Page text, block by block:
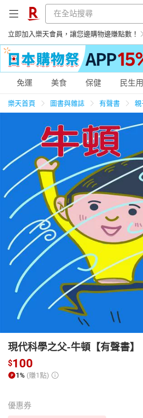
立即加入樂天會員，讓您邊購物邊賺點數！
購物網分類
天天免運 美食蛋糕 養生保
居家生活 3C家電 運動
男裝 化妝保
日本購物 電子/紙本書
HOT
免運 美食 保健 民生
樂天首頁 圖書與雜誌 有聲書 親
現代科學之父-牛頓【有聲書】
$100
1% (賺1點)
優惠券